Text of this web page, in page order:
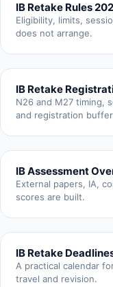
IB Retake Rules
Eligibility, limits,
does not arrange.
IB Retake
N26 and M27 timing,
and registration
IB Assessment
External papers, IA,
scores are built.
IB Retake
A practical calendar
travel and revision.